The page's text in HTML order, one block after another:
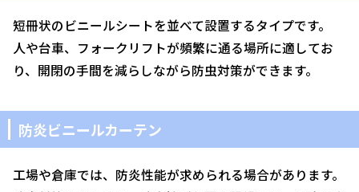
短冊状のビニールシートを並べて設置するタイプです。
人や台車、フォークリフトが頻繁に通る場所に適してお
り、開閉の手間を減らしながら防虫対策ができます。
防炎ビニールカーテン
工場や倉庫では、防炎性能が求められる場合があります。